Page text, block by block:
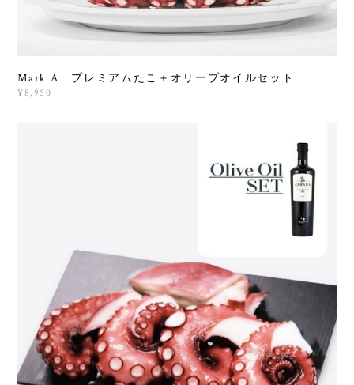
Mark A プレミアムたこ＋オリーブオイルセット
¥8,950